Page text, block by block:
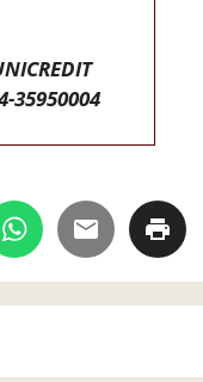
35950004